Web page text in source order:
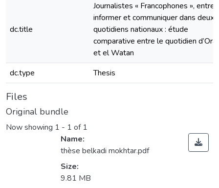
dc.title
Journalistes « Francophones », entre
informer et communiquer dans deux
quotidiens nationaux : étude
comparative entre le quotidien
et el Watan
dc.type
Thesis
Files
Original bundle
Now showing 1 - 1 of 1
Name:
thèse belkadi mokhtar.pdf
Size:
9.81 MB